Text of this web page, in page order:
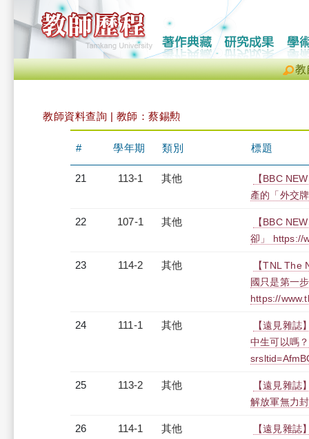
教
教師資料查詢 | 教師：蔡錫勲
# 學年期 類別 標題
21 113-1 其他
【BBC
產的「外交
22 107-1 其他
【BBC
卻」 https://
23 114-2 其他
【TNL
國只是第一
https://
24 111-1 其他
【遠見雜
中生可以嗎
25 113-2 其他
【遠見雜
解放軍無力
26 114-1 其他
【遠見雜